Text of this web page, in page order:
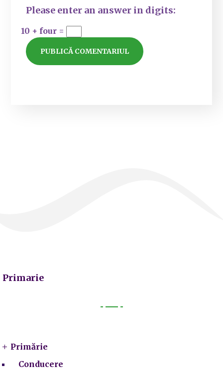
Please enter an answer in digits:
10 + four =
Primarie
Primărie
Conducere